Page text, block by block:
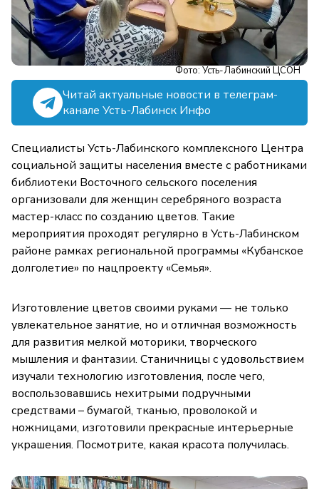
Фото: Усть-Лабинский ЦСОН
Читай актуальные новости в телеграм-
канале Усть-Лабинск Инфо
Специалисты Усть-Лабинского комплексного Центра
социальной защиты населения вместе с работниками
библиотеки Восточного сельского поселения
организовали для женщин серебряного возраста
мастер-класс по созданию цветов. Такие
мероприятия проходят регулярно в Усть-Лабинском
районе рамках региональной программы «Кубанское
долголетие» по нацпроекту «Семья».
Изготовление цветов своими руками — не только
увлекательное занятие, но и отличная возможность
для развития мелкой моторики, творческого
мышления и фантазии. Станичницы с удовольствием
изучали технологию изготовления, после чего,
воспользовавшись нехитрыми подручными
средствами – бумагой, тканью, проволокой и
ножницами, изготовили прекрасные интерьерные
украшения. Посмотрите, какая красота получилась.